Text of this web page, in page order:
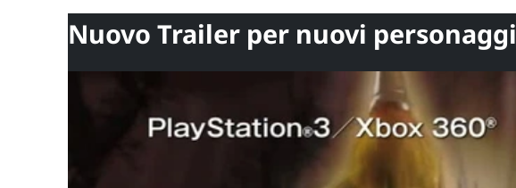
Nuovo Trailer per nuovi personaggi